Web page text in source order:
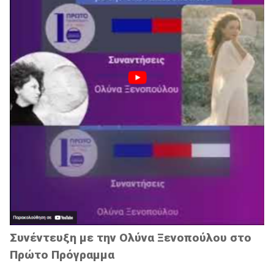
Συνέντευξη με την Ολύνα Ξενοπούλου στο
Πρώτο Πρόγραμμα